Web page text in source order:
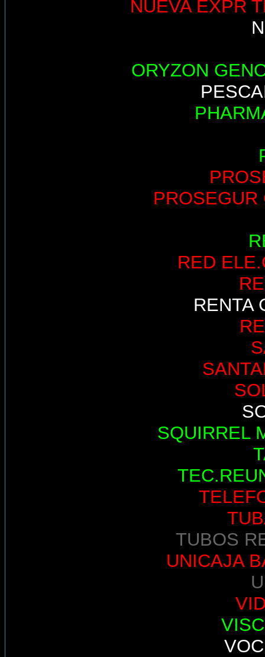
NUEVA EXPR
ORYZON
PROSEGUR
RED
RENTA
SQUIRREL
TUBOS
UNICAJA